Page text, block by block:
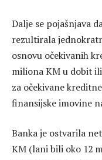
Dalje se pojašnjava
rezultirala
osnovu očekivanih
miliona KM u dobit
za očekivane
finansijske imovine
Banka je ostvarila
KM (lani bili oko 12